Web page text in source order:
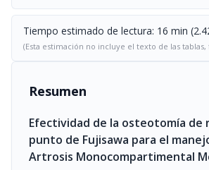
Tiempo estimado de lectura: 16 min
(Esta estimación no incluye el texto de las
Resumen
Efectividad de la osteotomía de
punto de Fujisawa para el
Artrosis Monocompartimental